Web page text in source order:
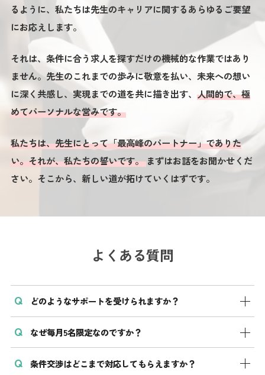
るように、 私たちは先生のキャリアに関するあらゆるご要望
にお応えします。
それは、条件に合う求人を探すだけの機械的な作業ではあり
ません。 先生のこれまでの歩みに敬意を払い、未来への想い
に深く共感し、実現までの道を共に描き出す、 人間的で、極
めてパーソナルな営みです。
私たちは、先生にとって「最高峰のパートナー」でありた
い。それが、私たちの誓いです。まずはお話をお聞かせくだ
さい。そこから、新しい道が拓けていくはずです。
よくある質問
どのようなサポートを受けられますか？
専属の医師転職コンシェルジュが、キャリアの言語化、
非公開求人を含む求人選定、年収や当直条件などの交渉
代行、円満退職までをワンストップで支援します。
なぜ毎月5名限定なのですか？
医師一人ひとりの価値観や理想の医療、ライフプランま
条件交渉はどこまで対応してもらえますか？